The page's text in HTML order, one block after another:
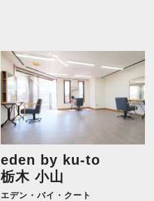
eden by ku-to
栃木 小山
エデン・バイ・クート